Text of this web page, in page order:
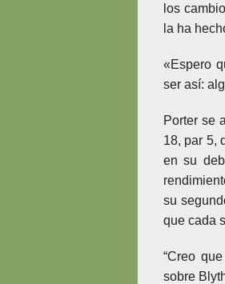
los
la ha
«Espero
ser así:
Porter se
18, par 5,
en su
su
que cada
“Creo
sobre